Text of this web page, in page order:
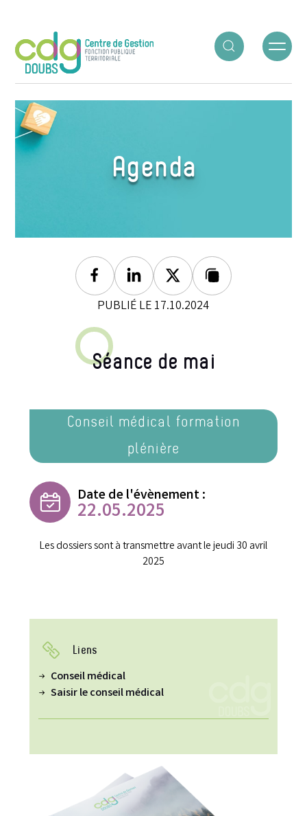
ACCUEIL○AGENDA○SÉANCE DE MAI
Agenda
FacebookLinkedinTwitterLien copié
PUBLIÉ LE 17.10.2024
Séance de mai
Conseil médical formation
plénière
Date de l'évènement :
22.05.2025
Les dossiers sont à transmettre avant le jeudi 30 avril
2025
Liens
Conseil médical
Saisir le conseil médical